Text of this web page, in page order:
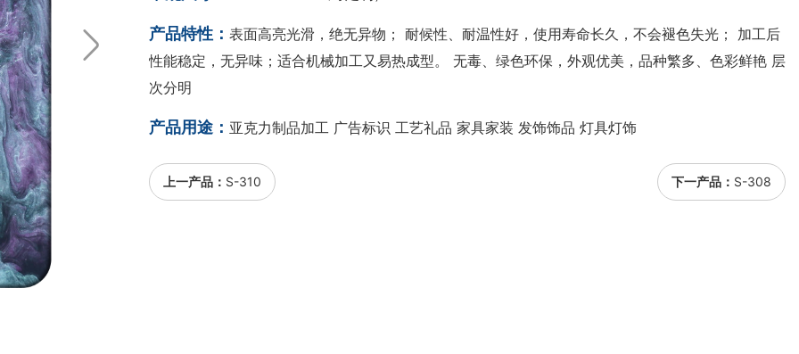
产品特性： 表面高亮光滑，绝无异物； 耐候性、耐温性好，使用寿命长久，不会褪色失光； 加工后
性能稳定，无异味；适合机械加工又易热成型。 无毒、绿色环保，外观优美，品种繁多、色彩鲜艳 层
次分明
产品用途： 亚克力制品加工 广告标识 工艺礼品 家具家装 发饰饰品 灯具灯饰
上一产品： S-310 下一产品： S-308